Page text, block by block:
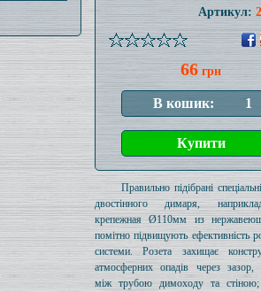
Артикул:
66 грн
Правильно підібрані
двостінного димаря,
крепежная Ø110мм из
помітно підвищують ефективність
системи. Розета захищає
атмосферних опадів через зазор,
між трубою димоходу та стіною;